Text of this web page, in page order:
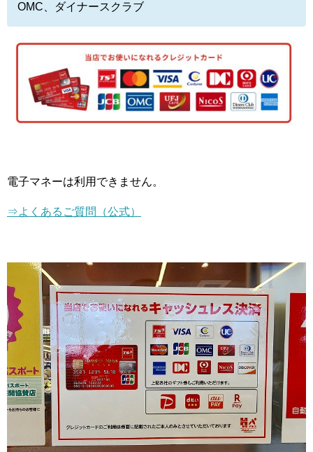
OMC、ダイナースクラブ
電子マネーは利用できません。
⇒よくあるご質問（公式）